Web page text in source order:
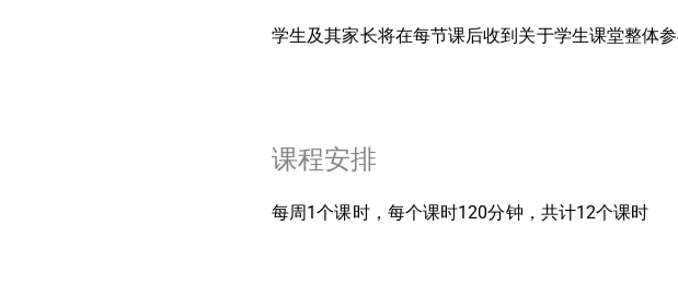
学生及其家长将在每节课后收到关于学生课堂整体
课程安排
每周1个课时，每个课时120分钟，共计12个课时